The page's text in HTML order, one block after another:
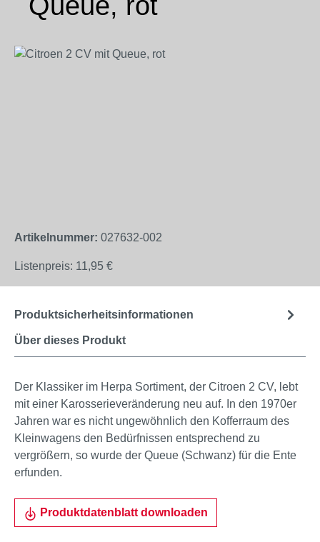
Bildergalerie überspringen
Artikelnummer: 027632-002
Listenpreis: 11,95 €
Über dieses Produkt
Produktsicherheitsinformationen
Der Klassiker im Herpa Sortiment, der Citroen 2 CV, lebt
mit einer Karosserieveränderung neu auf. In den 1970er
Jahren war es nicht ungewöhnlich den Kofferraum des
Kleinwagens den Bedürfnissen entsprechend zu
vergrößern, so wurde der Queue (Schwanz) für die Ente
erfunden.
Produktdatenblatt downloaden